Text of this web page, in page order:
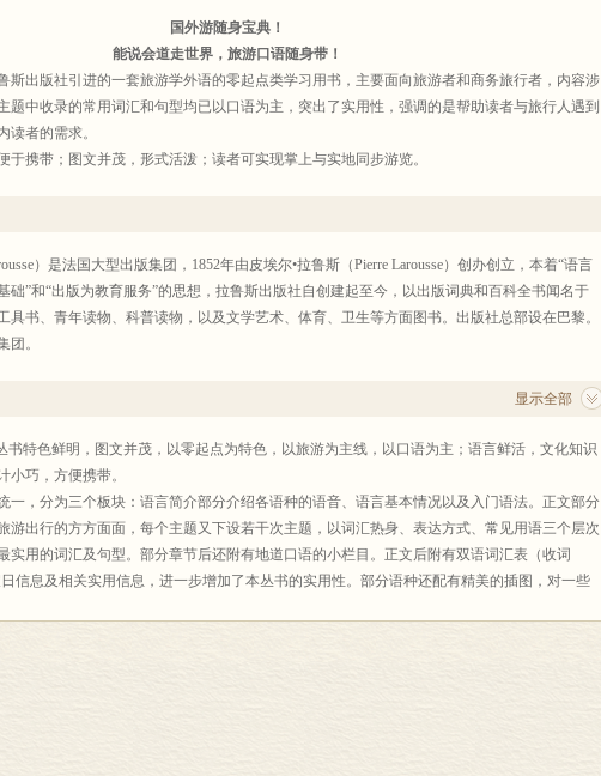
国外游随身宝典！
能说会道走世界，旅游口语随身带！
斯出版社引进的一套旅游学外语的零起点类学习用书，主要面向旅游者和商务旅行者，内容涉
题中收录的常用词汇和句型均已以口语为主，突出了实用性，强调的是帮助读者与旅行人遇到
读者的需求。
携带；图文并茂，形式活泼；读者可实现掌上与实地同步游览。
）是法国大型出版集团，1852年由皮埃尔•拉鲁斯（Pierre Larousse）创办创立，本着“语言
础”和“出版为教育服务”的思想，拉鲁斯出版社自创建起至今，以出版词典和百科全书闻名于
具书、青年读物、科普读物，以及文学艺术、体育、卫生等方面图书。出版社总部设在巴黎。
团。
显示全部
特色鲜明，图文并茂，以零起点为特色，以旅游为主线，以口语为主；语言鲜活，文化知识
小巧，方便携带。
，分为三个板块：语言简介部分介绍各语种的语音、语言基本情况以及入门语法。正文部分
游出行的方方面面，每个主题又下设若干次主题，以词汇热身、表达方式、常见用语三个层次
实用的词汇及句型。部分章节后还附有地道口语的小栏目。正文后附有双语词汇表（收词
日信息及相关实用信息，进一步增加了本丛书的实用性。部分语种还配有精美的插图，对一些